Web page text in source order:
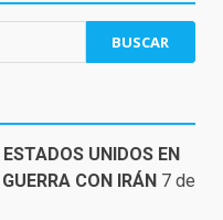
UNIDOS EN
CON IRÁN 7 de